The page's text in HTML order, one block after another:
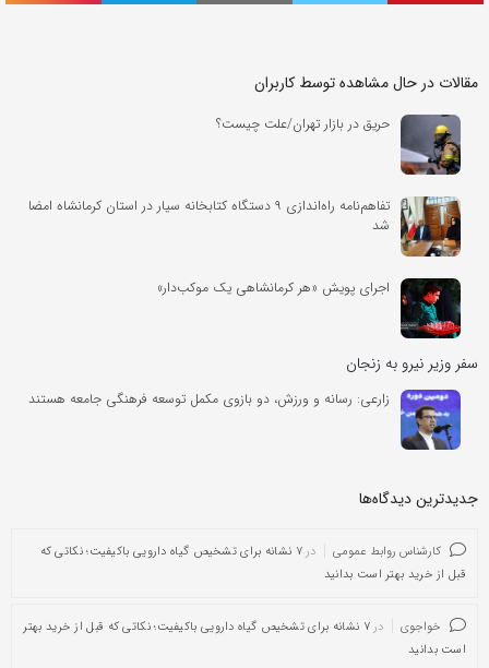
مقالات در حال مشاهده توسط کاربران
حریق در بازار تهران/علت چیست؟
تفاهم‌نامه راه‌اندازی ۹ دستگاه کتابخانه سیار در استان کرمانشاه امضا
شد
اجرای پویش «هر کرمانشاهی یک موکب‌دار»
سفر وزیر نیرو به زنجان
زارعی: رسانه و ورزش، دو بازوی مکمل توسعه فرهنگی جامعه‌ هستند
جدیدترین دیدگاه‌‌ها
کارشناس روابط عمومی در
۷ نشانه برای تشخیص گیاه دارویی باکیفیت؛ نکاتی که
قبل از خرید بهتر است بدانید
خواجوی در
۷ نشانه برای تشخیص گیاه دارویی باکیفیت؛ نکاتی که قبل از خرید بهتر
است بدانید